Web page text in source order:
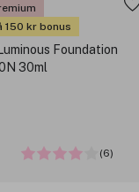
150 kr bonus
(6)